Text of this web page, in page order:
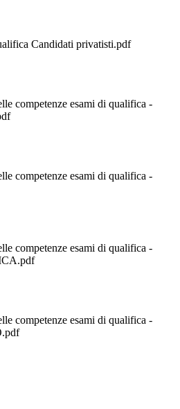
Candidati privatisti.pdf
competenze esami di qualifica -
competenze esami di qualifica -
competenze esami di qualifica -
competenze esami di qualifica -